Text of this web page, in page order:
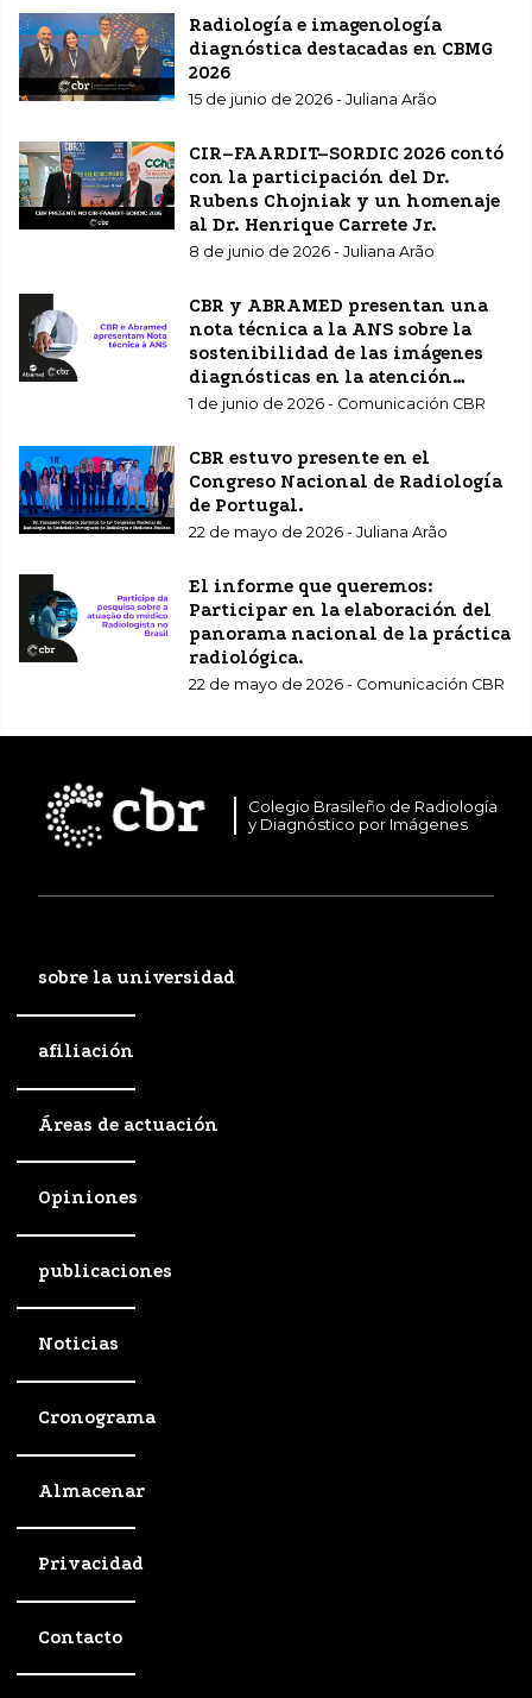
Radiología e imagenología
diagnóstica destacadas en CBMG
2026
15 de junio de 2026 - Juliana Arão
CIR–FAARDIT–SORDIC 2026 contó
con la participación del Dr.
Rubens Chojniak y un homenaje
al Dr. Henrique Carrete Jr.
8 de junio de 2026 - Juliana Arão
CBR y ABRAMED presentan una
nota técnica a la ANS sobre la
sostenibilidad de las imágenes
diagnósticas en la atención
sanitaria complementaria.
1 de junio de 2026 - Comunicación CBR
CBR estuvo presente en el
Congreso Nacional de Radiología
de Portugal.
22 de mayo de 2026 - Juliana Arão
El informe que queremos:
Participar en la elaboración del
panorama nacional de la práctica
radiológica.
22 de mayo de 2026 - Comunicación CBR
Colegio Brasileño de Radiología
y Diagnóstico por Imágenes
sobre la universidad
afiliación
Áreas de actuación
Opiniones
publicaciones
Noticias
Cronograma
Almacenar
Privacidad
Contacto